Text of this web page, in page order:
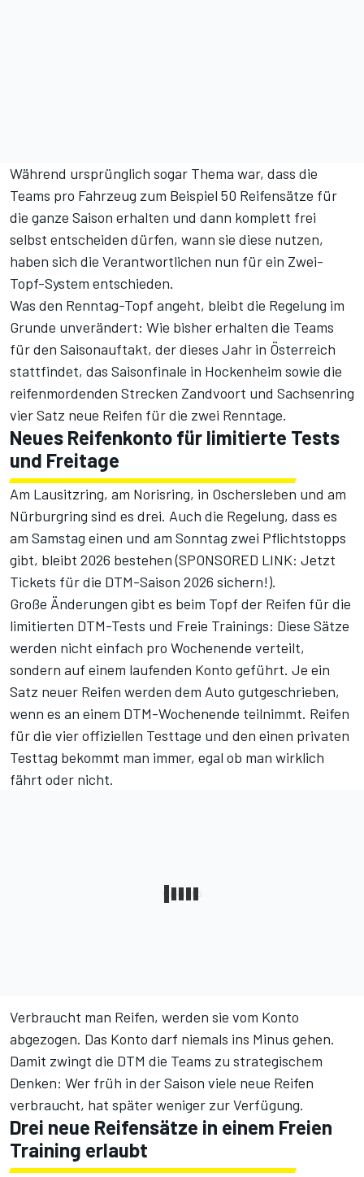
Während ursprünglich sogar Thema war, dass die
Teams pro Fahrzeug zum Beispiel 50 Reifensätze für
die ganze Saison erhalten und dann komplett frei
selbst entscheiden dürfen, wann sie diese nutzen,
haben sich die Verantwortlichen nun für ein Zwei-
Topf-System entschieden.
Was den Renntag-Topf angeht, bleibt die Regelung im
Grunde unverändert: Wie bisher erhalten die Teams
für den Saisonauftakt, der dieses Jahr in Österreich
stattfindet, das Saisonfinale in Hockenheim sowie die
reifenmordenden Strecken Zandvoort und Sachsenring
vier Satz neue Reifen für die zwei Renntage.
Neues Reifenkonto für limitierte Tests
und Freitage
Am Lausitzring, am Norisring, in Oschersleben und am
Nürburgring sind es drei. Auch die Regelung, dass es
am Samstag einen und am Sonntag zwei Pflichtstopps
gibt, bleibt 2026 bestehen (SPONSORED LINK: Jetzt
Tickets für die DTM-Saison 2026 sichern!).
Große Änderungen gibt es beim Topf der Reifen für die
limitierten DTM-Tests und Freie Trainings: Diese Sätze
werden nicht einfach pro Wochenende verteilt,
sondern auf einem laufenden Konto geführt. Je ein
Satz neuer Reifen werden dem Auto gutgeschrieben,
wenn es an einem DTM-Wochenende teilnimmt. Reifen
für die vier offiziellen Testtage und den einen privaten
Testtag bekommt man immer, egal ob man wirklich
fährt oder nicht.
Verbraucht man Reifen, werden sie vom Konto
abgezogen. Das Konto darf niemals ins Minus gehen.
Damit zwingt die DTM die Teams zu strategischem
Denken: Wer früh in der Saison viele neue Reifen
verbraucht, hat später weniger zur Verfügung.
Drei neue Reifensätze in einem Freien
Training erlaubt